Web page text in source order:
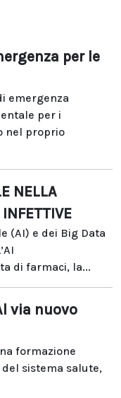
per le
emergenza
per i
nel proprio
NELLA
(AI) e dei Big Data
di farmaci, la...
via nuovo
formazione
sistema salute,